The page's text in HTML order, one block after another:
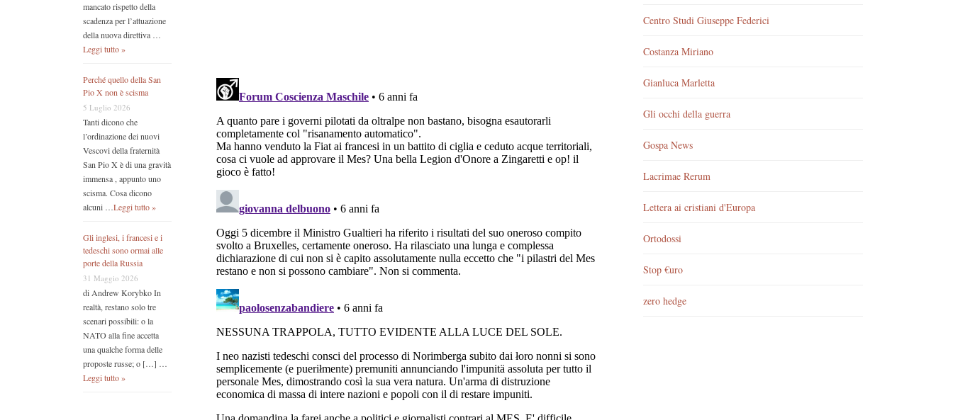
mancato rispetto della
scadenza per l’attuazione
della nuova direttiva …
Leggi tutto »
Perché quello della San
Pio X non è scisma
5 Luglio 2026
Tanti dicono che
l’ordinazione dei nuovi
Vescovi della fraternità
San Pio X è di una gravità
immensa , appunto uno
scisma. Cosa dicono
alcuni …Leggi tutto »
Gli inglesi, i francesi e i
tedeschi sono ormai alle
porte della Russia
31 Maggio 2026
di Andrew Korybko In
realtà, restano solo tre
scenari possibili: o la
NATO alla fine accetta
una qualche forma delle
proposte russe; o […] …
Leggi tutto »
Centro Studi Giuseppe Federici
Costanza Miriano
Gianluca Marletta
Gli occhi della guerra
Gospa News
Lacrimae Rerum
Lettera ai cristiani d'Europa
Ortodossi
Stop €uro
zero hedge